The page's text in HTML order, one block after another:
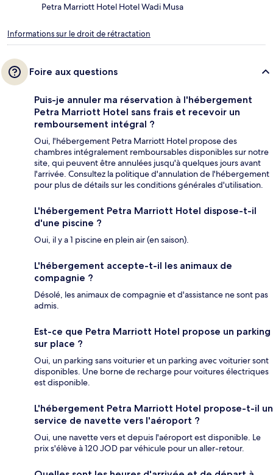
Petra Marriott Hotel Hotel Wadi Musa
Informations sur le droit de rétractation
Foire aux questions
Puis-je annuler ma réservation à l'hébergement
Petra Marriott Hotel sans frais et recevoir un
remboursement intégral ?
Oui, l'hébergement Petra Marriott Hotel propose des
chambres intégralement remboursables disponibles sur notre
site, qui peuvent être annulées jusqu'à quelques jours avant
l'arrivée. Consultez la politique d'annulation de l'hébergement
pour plus de détails sur les conditions générales d'utilisation.
L'hébergement Petra Marriott Hotel dispose-t-il
d'une piscine ?
Oui, il y a 1 piscine en plein air (en saison).
L'hébergement accepte-t-il les animaux de
compagnie ?
Désolé, les animaux de compagnie et d'assistance ne sont pas
admis.
Est-ce que Petra Marriott Hotel propose un parking
sur place ?
Oui, un parking sans voiturier et un parking avec voiturier sont
disponibles. Une borne de recharge pour voitures électriques
est disponible.
L'hébergement Petra Marriott Hotel propose-t-il un
service de navette vers l'aéroport ?
Oui, une navette vers et depuis l'aéroport est disponible. Le
prix s'élève à 120 JOD par véhicule pour un aller-retour.